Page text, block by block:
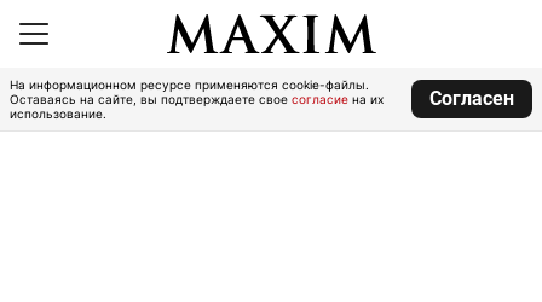
На информационном ресурсе применяются cookie-файлы.
Оставаясь на сайте, вы подтверждаете свое согласие на их
использование.
Согласен